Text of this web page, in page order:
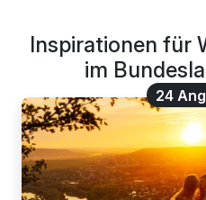
Inspirationen für
im
24